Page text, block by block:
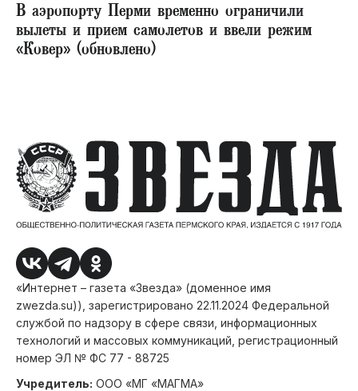
В аэропорту Перми временно ограничили
вылеты и прием самолетов и ввели режим
«Ковер» (обновлено)
«Интернет – газета «Звезда» (доменное имя
zwezda.su)), зарегистрировано 22.11.2024 Федеральной
службой по надзору в сфере связи, информационных
технологий и массовых коммуникаций, регистрационный
номер ЭЛ № ФС 77 - 88725
Учредитель: ООО «МГ «МАГМА»